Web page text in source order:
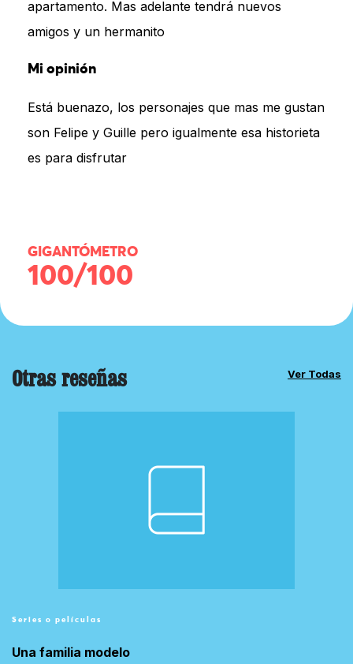
apartamento. Mas adelante tendrá nuevos
amigos y un hermanito
Mi opinión
Está buenazo, los personajes que mas me gustan
son Felipe y Guille pero igualmente esa historieta
es para disfrutar
GIGANTÓMETRO
100/100
Otras reseñas Ver Todas
Series o películas
Una familia modelo